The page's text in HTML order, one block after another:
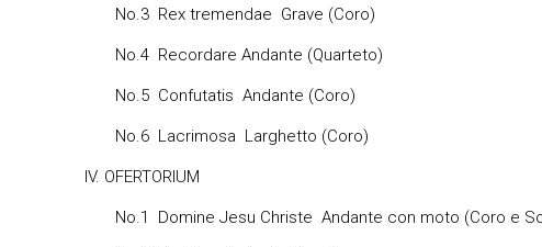
No.3 Rex tremendae Grave (Coro)
No.4 Recordare Andante (Quarteto)
No.5 Confutatis Andante (Coro)
No.6 Lacrimosa Larghetto (Coro)
IV. OFERTORIUM
No.1 Domine Jesu Christe Andante con moto (Coro e